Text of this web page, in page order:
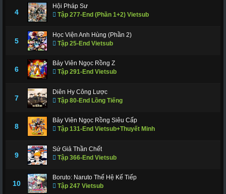
4
Hội Pháp Sư
Tập 277-End (Phần 1+2) Vietsub
5
Học Viện Anh Hùng (Phần 2)
Tập 25-End Vietsub
6
Bảy Viên Ngọc Rồng Z
Tập 291-End Vietsub
7
Diên Hy Công Lược
Tập 80-End Lồng Tiếng
8
Bảy Viên Ngọc Rồng Siêu Cấp
Tập 131-End Vietsub+Thuyết Minh
9
Sứ Giả Thần Chết
Tập 366-End Vietsub
10
Boruto: Naruto Thế Hệ Kế Tiếp
Tập 247 Vietsub